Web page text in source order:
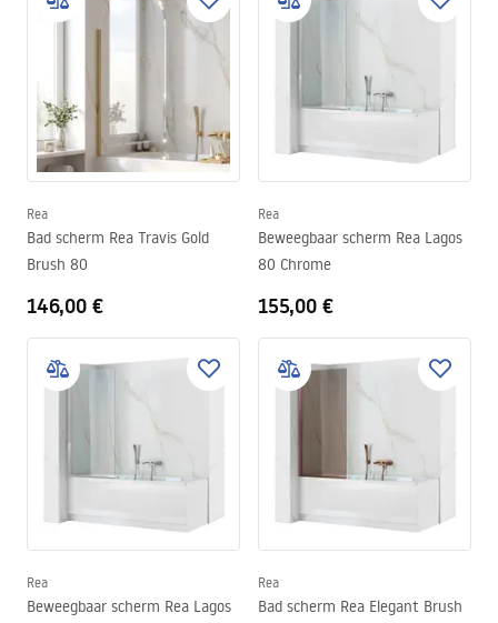
Rea
Bad scherm Rea Travis Gold
Brush 80
146,00 €
Rea
Beweegbaar scherm Rea Lagos
80 Chrome
155,00 €
Rea
Beweegbaar scherm Rea Lagos
Rea
Bad scherm Rea Elegant Brush